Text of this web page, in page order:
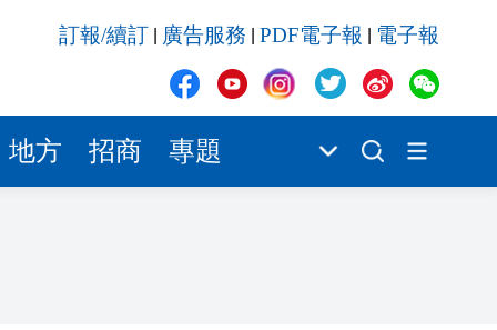
訂報/續訂 廣告服務 PDF電子報 電子報
地方 招商 專題
20:40
20:34
21:08